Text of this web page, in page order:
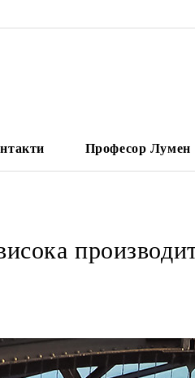
Професор Лумен